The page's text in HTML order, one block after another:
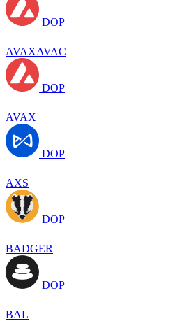
DOP
AVAXAVAC
DOP
AVAX
DOP
AXS
DOP
BADGER
DOP
BAL